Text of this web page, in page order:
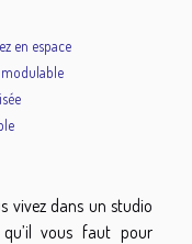
en espace
vivez dans un studio
vous faut pour